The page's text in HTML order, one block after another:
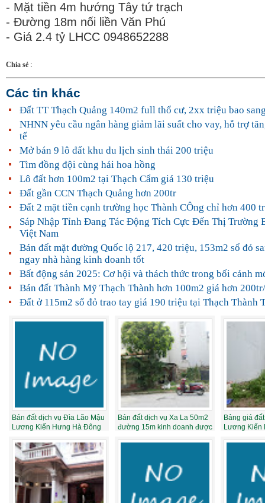
- Mặt tiền 4m hướng Tây tứ trạch
- Đường 18m nối liền Văn Phú
- Giá 2.4 tỷ LHCC 0948652288
Chia sẻ :
Các tin khác
Đất TT Thạch Quảng 140m2 full thổ cư, 2xx triệu bao
NHNN yêu cầu ngân hàng giảm lãi suất cho vay, hỗ trợ
tế
Mở bán 9 lô đất khu du lịch sinh thái 200 triệu
Tìm đồng đội cùng hái hoa hồng
Lô đất hơn 100m2 tại Thạch Cẩm giá 130 triệu
Đất gần CCN Thạch Quảng hơn 200tr
Đất 2 mặt tiền cạnh trường học Thành CÔng chỉ hơn 400
Sáp Nhập Tỉnh Đang Tác Động Tích Cực Đến Thị Trường
Việt Nam
Bán đất mặt đường Quốc lộ 217, 420 triệu, 153m2 sổ đỏ
ngay nhà hàng kinh doanh tốt
Bất động sản 2025: Cơ hội và thách thức trong bối cảnh
Bán đất Thành Mỹ Thạch Thành hơn 100m2 giá hơn
Đất ở 115m2 sổ đỏ trao tay giá 190 triệu tại Thạch Thành
Bán đất dịch vụ Đìa Lão Mậu
Lương Kiến Hưng Hà Đông
Bán đất dịch vụ Xa La 50m2
đường 15m kinh doanh được
Bảng giá
Lương Kiến